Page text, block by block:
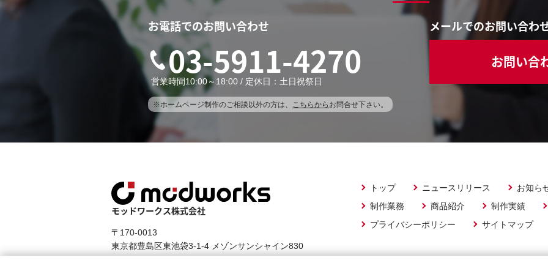
お電話でのお問い合わせ
03-5911-4270
営業時間10:00～18:00 / 定休日：土日祝祭日
メールでのお問い合わ
お問い合
※ホームページ制作のご相談以外の方は、 こちらから お問合せ下さい。
モッドワークス株式会社
〒170-0013
東京都豊島区東池袋3-1-4 メゾンサンシャイン830
トップ ニュースリリース
お知ら
制作業務
商品紹介
制作実績
プライバシーポリシー
サイトマップ